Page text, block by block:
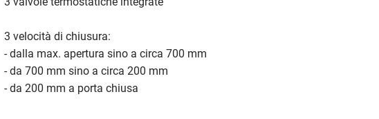
3 velocità di chiusura:
- dalla max. apertura sino a circa 700 mm
- da 700 mm sino a circa 200 mm
- da 200 mm a porta chiusa